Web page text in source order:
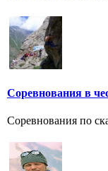
Соревнования в
Соревнования по